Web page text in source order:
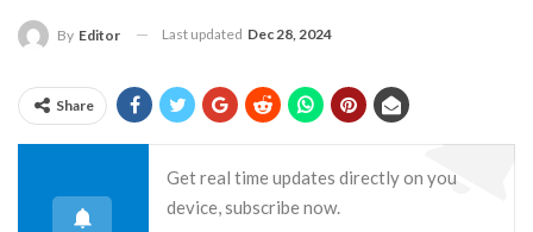
By Editor Last updated Dec 28, 2024
Share
Get real time updates directly on you
device, subscribe now.